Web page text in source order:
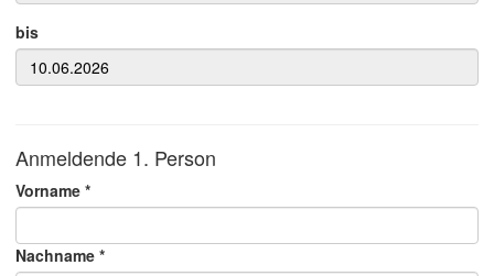
bis
Anmeldende 1. Person
Vorname *
Nachname *